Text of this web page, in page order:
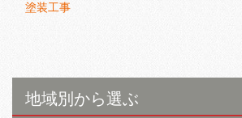
塗装工事
地域別から選ぶ